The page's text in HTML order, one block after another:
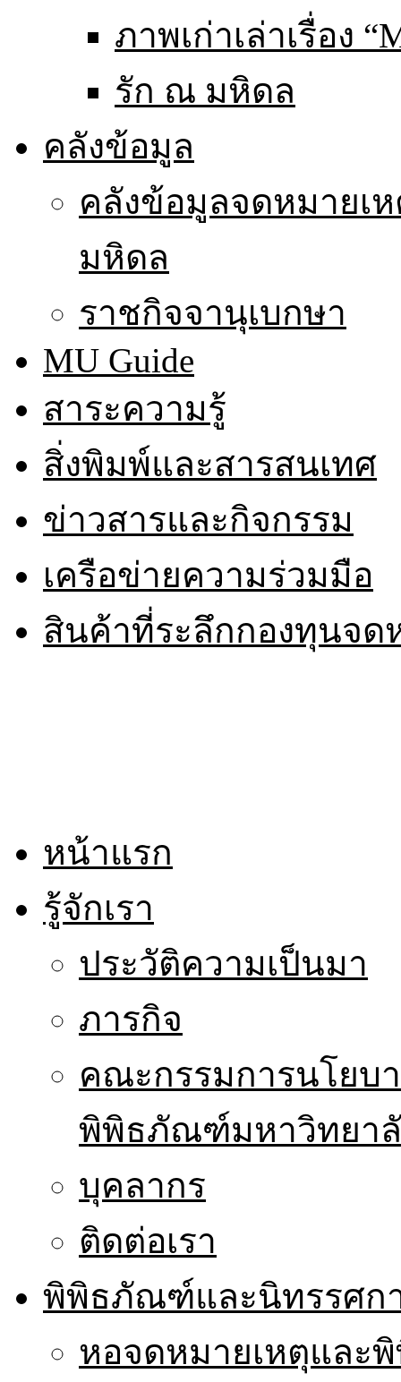
ภาพเก่าเล่าเรื่อง
รัก ณ มหิดล
คลังข้อมูล
คลังข้อมูลจดหมาย
มหิดล
ราชกิจจานุเบกษา
MU Guide
สาระความรู้
สิ่งพิมพ์และสารสนเทศ
ข่าวสารและกิจกรรม
เครือข่ายความร่วมมือ
สินค้าที่ระลึกกองทุนจ
หน้าแรก
รู้จักเรา
ประวัติความเป็นมา
ภารกิจ
คณะกรรมการนโยบ
พิพิธภัณฑ์มหาวิทยา
บุคลากร
ติดต่อเรา
พิพิธภัณฑ์และนิทรรศก
หอจดหมายเหตุและ